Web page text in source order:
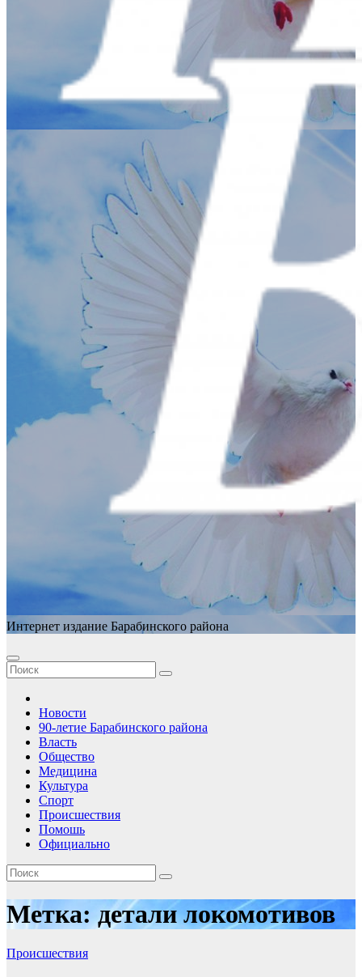
Интернет издание Барабинского района
Новости
90-летие Барабинского района
Власть
Общество
Медицина
Культура
Спорт
Происшествия
Помошь
Официально
Метка:детали локомотивов
Происшествия